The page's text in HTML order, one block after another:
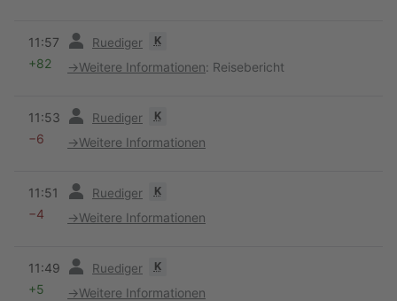
11:57 Ruediger K
+82 →Weitere Informationen: Reisebericht
11:53 Ruediger K
−6 →Weitere Informationen
11:51 Ruediger K
−4 →Weitere Informationen
11:49 Ruediger K
+5 →Weitere Informationen